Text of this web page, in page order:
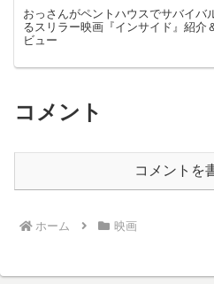
おっさんがペントハウスでサバイバ
るスリラー映画『インサイド』紹介
ビュー
コメント
コメントを
ホーム 映画